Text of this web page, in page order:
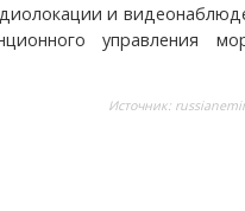
и
управления
Источник: